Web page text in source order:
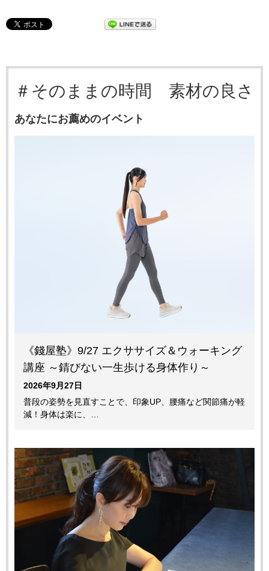
＃そのままの時間 素材の良さ
あなたにお薦めのイベント
《錢屋塾》9/27 エクササイズ＆ウォーキング
講座 ～錆びない一生歩ける身体作り～
2026年9月27日
普段の姿勢を見直すことで、印象UP、腰痛など関節痛が軽
減！身体は楽に、…